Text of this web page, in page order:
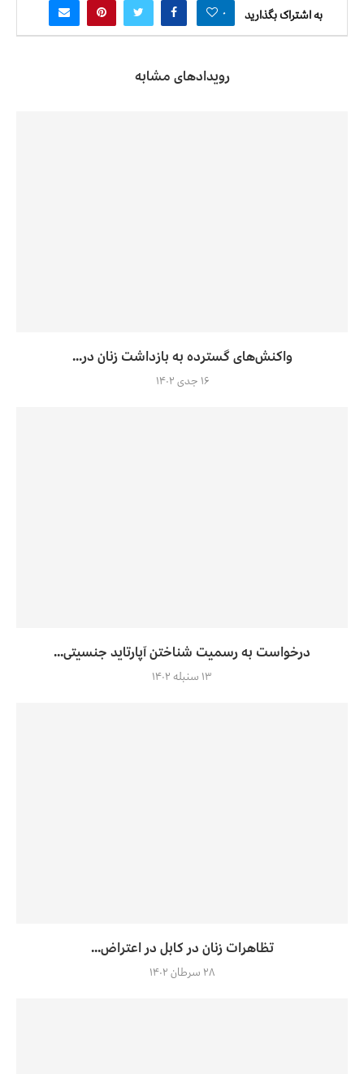
به اشتراک بگذارید ۰
رویدادهای مشابه
واکنش‌های گسترده به بازداشت زنان در...
۱۶ جدی ۱۴۰۲
درخواست به رسمیت شناختن آپارتاید جنسیتی...
۱۳ سنبله ۱۴۰۲
تظاهرات زنان در کابل در اعتراض...
۲۸ سرطان ۱۴۰۲